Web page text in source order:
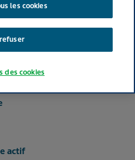
FONCTIONNELS GASTRO-INTESTINAUX
actif
les cookies
des cookies